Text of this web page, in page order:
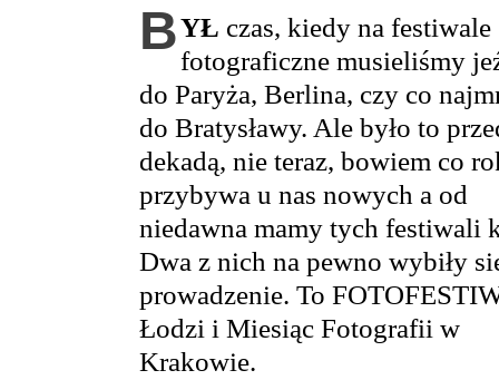
BYŁ czas, kiedy na festiwale
fotograficzne musieliśmy
do Paryża, Berlina, czy co
do Bratysławy. Ale było to
dekadą, nie teraz, bowiem co
przybywa u nas nowych a od
niedawna mamy tych festiwali
Dwa z nich na pewno wybiły
prowadzenie. To
Łodzi i Miesiąc Fotografii w
Krakowie.